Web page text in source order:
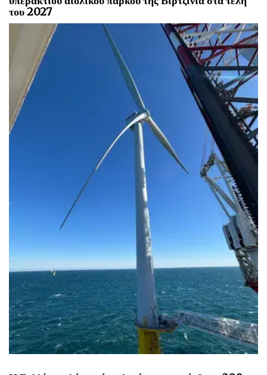
του 2027